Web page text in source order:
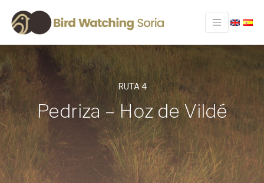
RUTA 4
Pedriza – Hoz de Vildé